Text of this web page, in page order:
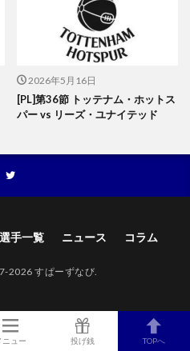
2026年5月16日
[PL]第36節 トッテナム・ホットス
パー vs リーズ・ユナイテッド
手一覧 ニュース コラム
2026 すぱーずなび.
ニュー 投げ銭 TOPへ